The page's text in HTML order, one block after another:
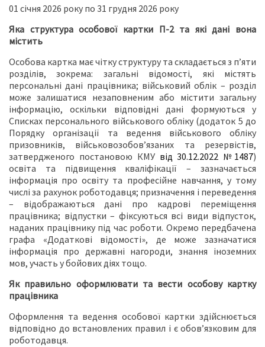
01 січня 2026 року по 31 грудня 2026 року
Яка структура особової картки П-2 та які дані вона
містить
Особова картка має чітку структуру та складається з п’яти
розділів, зокрема: загальні відомості, які містять
персональні дані працівника; військовий облік – розділ
може залишатися незаповненим або містити загальну
інформацію, оскільки відповідні дані формуються у
Списках персонального військового обліку (додаток 5 до
Порядку організації та ведення військового обліку
призовників, військовозобов’язаних та резервістів,
затвердженого постановою КМУ від 30.12.2022 №1487)
освіта та підвищення кваліфікації – зазначається
інформація про освіту та професійне навчання, у тому
числі за рахунок роботодавця; призначення і переведення
– відображаються дані про кадрові переміщення
працівника; відпустки – фіксуються всі види відпусток,
наданих працівнику під час роботи. Окремо передбачена
графа «Додаткові відомості», де може зазначатися
інформація про державні нагороди, знання іноземних
мов, участь у бойових діях тощо.
Як правильно оформлювати та вести особову картку
працівника
Оформлення та ведення особової картки здійснюється
відповідно до встановлених правил і є обов’язковим для
роботодавця.